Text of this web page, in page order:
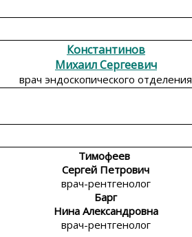
Константинов
Михаил Сергеевич
врач эндоскопического отделения
Тимофеев
Сергей Петрович
врач-рентгенолог
Барг
Нина Александровна
врач-рентгенолог